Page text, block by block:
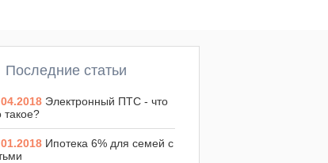
Последние статьи
Электронный ПТС - что
такое?
Ипотека 6% для семей с